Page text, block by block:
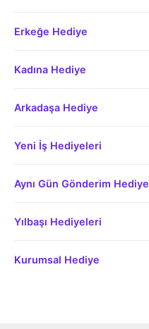
Erkeğe Hediye
Kadına Hediye
Arkadaşa Hediye
Yeni İş Hediyeleri
Aynı Gün Gönderim Hediye
Yılbaşı Hediyeleri
Kurumsal Hediye